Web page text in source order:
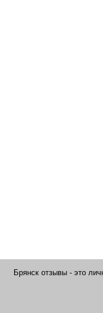
Брянск отзывы - это